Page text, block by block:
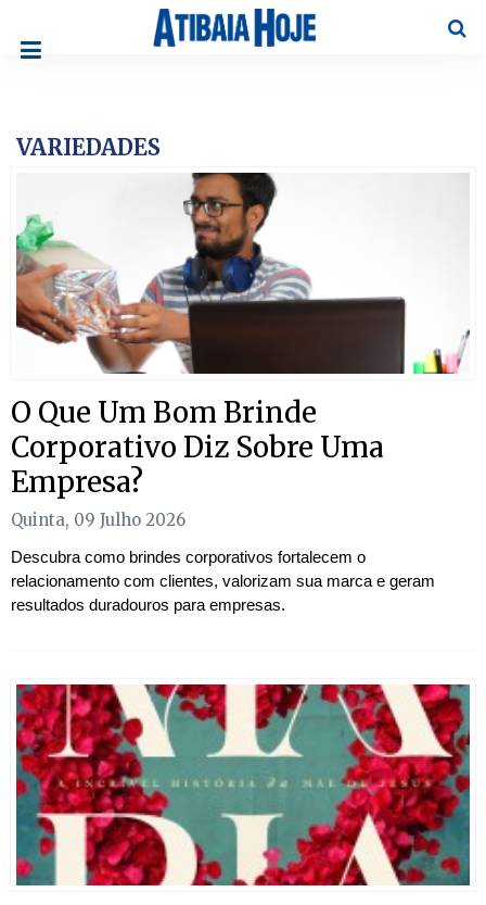
VARIEDADES
O Que Um Bom Brinde
Corporativo Diz Sobre Uma
Empresa?
Quinta, 09 Julho 2026
Descubra como brindes corporativos fortalecem o
relacionamento com clientes, valorizam sua marca e geram
resultados duradouros para empresas.